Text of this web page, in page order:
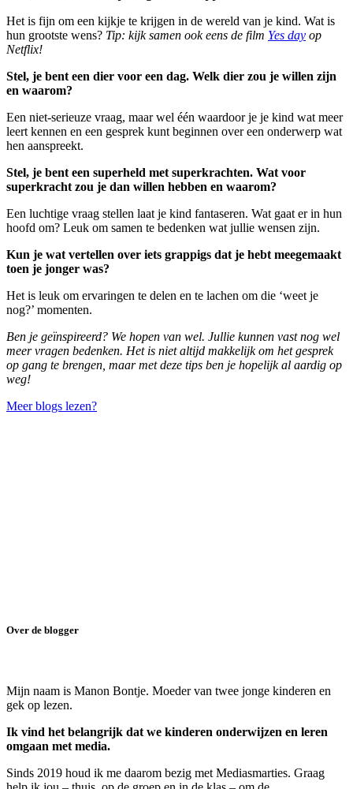
Het is fijn om een kijkje te krijgen in de wereld van je kind. Wat is
hun grootste wens? Tip: kijk samen ook eens de film Yes day op
Netflix!
Stel, je bent een dier voor een dag. Welk dier zou je willen zijn
en waarom?
Een niet-serieuze vraag, maar wel één waardoor je je kind wat meer
leert kennen en een gesprek kunt beginnen over een onderwerp wat
hen aanspreekt.
Stel, je bent een superheld met superkrachten. Wat voor
superkracht zou je dan willen hebben en waarom?
Een luchtige vraag stellen laat je kind fantaseren. Wat gaat er in hun
hoofd om? Leuk om samen te bedenken wat jullie wensen zijn.
Kun je wat vertellen over iets grappigs dat je hebt meegemaakt
toen je jonger was?
Het is leuk om ervaringen te delen en te lachen om die ‘weet je
nog?’ momenten.
Ben je geïnspireerd? We hopen van wel. Jullie kunnen vast nog wel
meer vragen bedenken. Het is niet altijd makkelijk om het gesprek
op gang te brengen, maar met deze tips ben je hopelijk al aardig op
weg!
Meer blogs lezen?
Over de blogger
Mijn naam is Manon Bontje. Moeder van twee jonge kinderen en
gek op lezen.
Ik vind het belangrijk dat we kinderen onderwijzen en leren
omgaan met media.
Sinds 2019 houd ik me daarom bezig met Mediasmarties. Graag